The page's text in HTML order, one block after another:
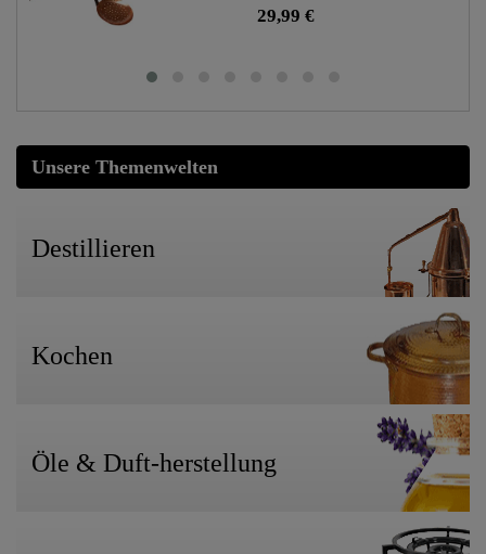
29,99 €
Unsere Themenwelten
Destillieren
Kochen
Öle & Duft-herstellung